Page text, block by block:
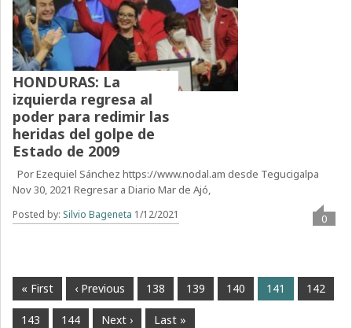
HONDURAS: La
izquierda regresa al
poder para redimir las
heridas del golpe de
Estado de 2009
Por Ezequiel Sánchez https://www.nodal.am desde Tegucigalpa
Nov 30, 2021 Regresar a Diario Mar de Ajó,
Posted by: Silvio Bageneta 1/12/2021 0
« First ‹ Previous 138 139 140 141 142
143 144 Next › Last »